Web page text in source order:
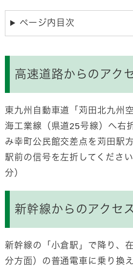
ページ内目次
高速道路からのアク
東九州自動車道「苅田北九州
海工業線（県道25号線）へ右
み幸町公民館交差点を苅田駅
駅前の信号を左折してくださ
分）
新幹線からのアクセ
新幹線の「小倉駅」で降り、
分方面）の普通電車に乗り換